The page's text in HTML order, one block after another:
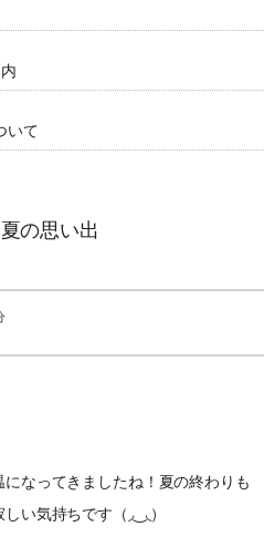
いて
の思い出
なってきましたね！夏の終わりも
い気持ちです（◞‿◟）